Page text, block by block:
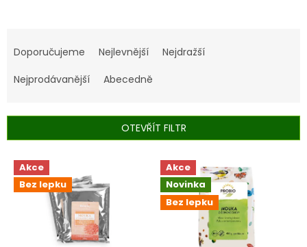
a
e
r
o
d
Doporučujeme Nejlevnější
Nejdražší
Nejprodávanější
Abecedně
OTEVŘÍT FILTR
V
p
Akce
Bez lepku
Akce
Novinka
Bez lepku